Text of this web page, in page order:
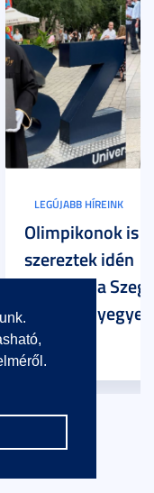
LEGÚJABB HÍREINK
Olimpikonok is
szereztek idén
diplomát a